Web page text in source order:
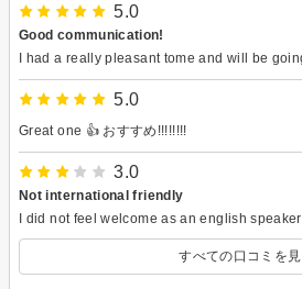
5.0
Good communication!
5.0
Great one 👍 おすすめ!!!!!!!!
3.0
Not international friendly
すべての口コミを見